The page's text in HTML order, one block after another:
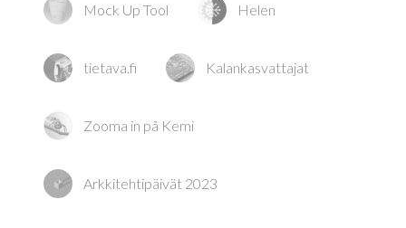
Mock Up Tool Helen
tietava.fi Kalankasvattajat
Zooma in på Kemi
Arkkitehtipäivät 2023